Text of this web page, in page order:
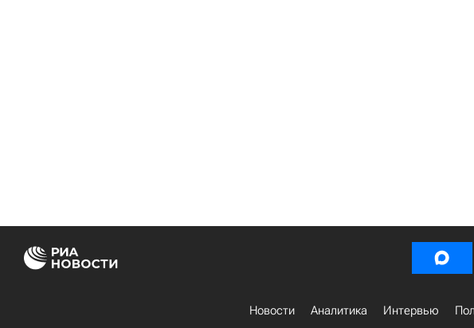
Новости Аналитика Интервью